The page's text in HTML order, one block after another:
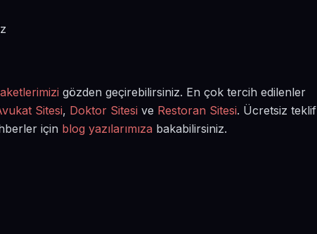
gözden geçirebilirsiniz. En çok tercih edilenler
Sitesi, Doktor Sitesi ve Restoran Sitesi. Ücretsiz teklif
için blog yazılarımıza bakabilirsiniz.